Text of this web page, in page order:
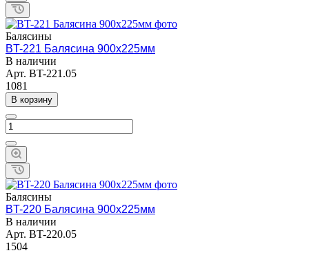
Балясины
BT-221 Балясина 900х225мм
В наличии
Арт. BT-221.05
1081
В корзину
Балясины
BT-220 Балясина 900х225мм
В наличии
Арт. BT-220.05
1504